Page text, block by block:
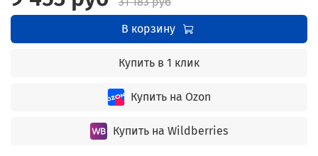
В корзину
Купить в 1 клик
Купить на Ozon
Купить на Wildberries